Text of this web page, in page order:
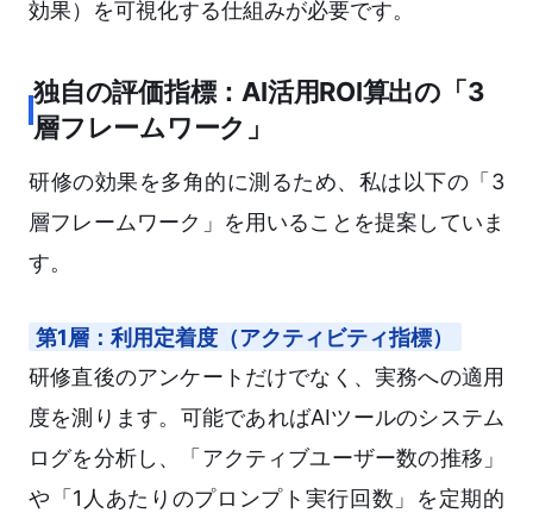
効果）を可視化する仕組みが必要です。
独自の評価指標：AI活用ROI算出の「3
層フレームワーク」
研修の効果を多角的に測るため、私は以下の「3
層フレームワーク」を用いることを提案していま
す。
第1層：利用定着度（アクティビティ指標）
研修直後のアンケートだけでなく、実務への適用
度を測ります。可能であればAIツールのシステム
ログを分析し、「アクティブユーザー数の推移」
や「1人あたりのプロンプト実行回数」を定期的